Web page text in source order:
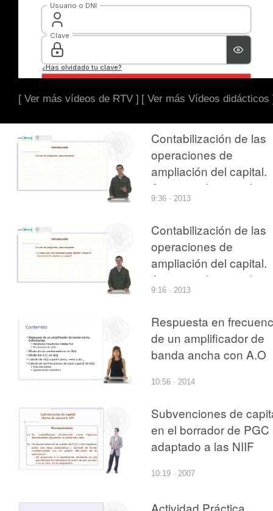
[ Ver más vídeos de RTV ] [ Ver más Vídeos didácticos
Contabilización de las
operaciones de
ampliación del capital.
Aumento de capital
cargo a reservas o
9:36 · 2013
Contabilización de las
operaciones de
ampliación del capital.
Aumento de capital
cargo a aportaciones
9:16 · 2013
Respuesta en
de un amplificador de
banda ancha con A.O
10:56 · 2014
Subvenciones de
en el borrador de PGC
adaptado a las NIIF
10:19 · 2007
Actividad Práctica